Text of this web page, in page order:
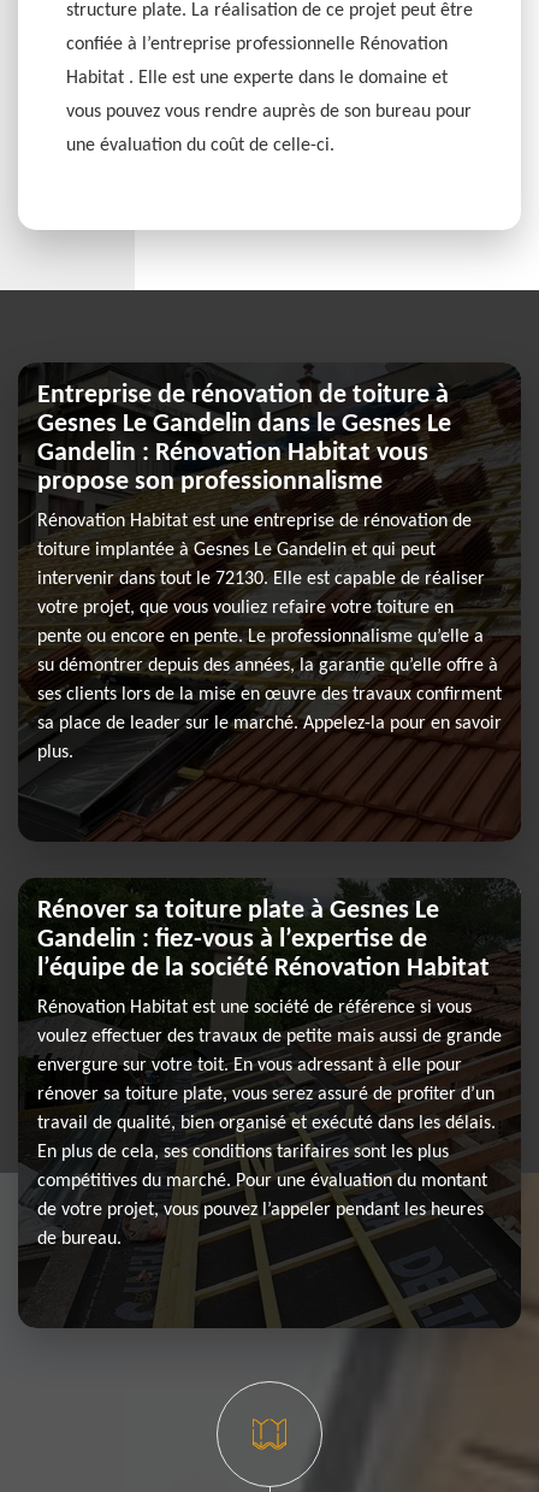
structure plate. La réalisation de ce projet peut être
confiée à l’entreprise professionnelle Rénovation
Habitat . Elle est une experte dans le domaine et
vous pouvez vous rendre auprès de son bureau pour
une évaluation du coût de celle-ci.
Entreprise de rénovation de toiture à
Gesnes Le Gandelin dans le Gesnes Le
Gandelin : Rénovation Habitat vous
propose son professionnalisme
Rénovation Habitat est une entreprise de rénovation de
toiture implantée à Gesnes Le Gandelin et qui peut
intervenir dans tout le 72130. Elle est capable de réaliser
votre projet, que vous vouliez refaire votre toiture en
pente ou encore en pente. Le professionnalisme qu’elle a
su démontrer depuis des années, la garantie qu’elle offre à
ses clients lors de la mise en œuvre des travaux confirment
sa place de leader sur le marché. Appelez-la pour en savoir
plus.
Rénover sa toiture plate à Gesnes Le
Gandelin : fiez-vous à l’expertise de
l’équipe de la société Rénovation Habitat
Rénovation Habitat est une société de référence si vous
voulez effectuer des travaux de petite mais aussi de grande
envergure sur votre toit. En vous adressant à elle pour
rénover sa toiture plate, vous serez assuré de profiter d’un
travail de qualité, bien organisé et exécuté dans les délais.
En plus de cela, ses conditions tarifaires sont les plus
compétitives du marché. Pour une évaluation du montant
de votre projet, vous pouvez l’appeler pendant les heures
de bureau.